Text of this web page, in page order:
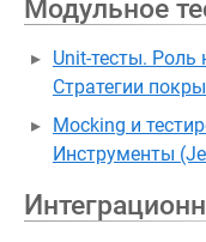
Модульное
Unit-тесты.
Стратегии
Mocking и
Инструменты